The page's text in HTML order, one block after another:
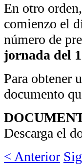
En otro
comienzo el
número de
jornada del
Para obtener
documento
Descarga el
< Anterior